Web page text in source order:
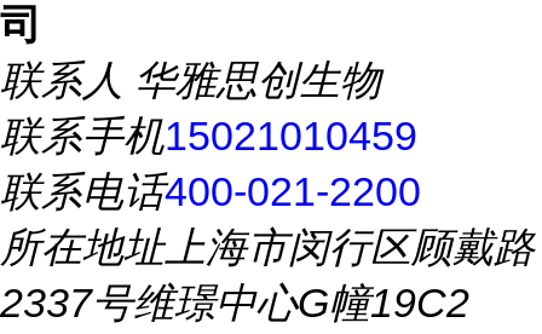
司
联系人 华雅思创生物
联系手机15021010459
联系电话400-021-2200
所在地址上海市闵行区顾戴路
2337号维璟中心G幢19C2